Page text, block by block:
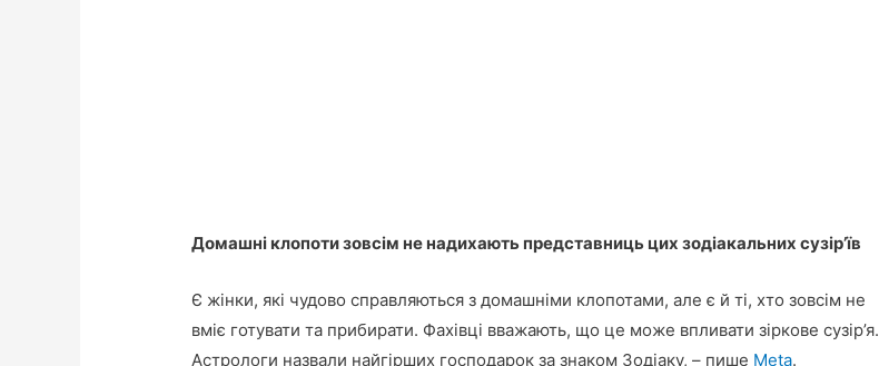
Домашні клопоти зовсім не надихають представниць цих зодіакальних сузір’їв
Є жінки, які чудово справляються з домашніми клопотами, але є й ті, хто зовсім не
вміє готувати та прибирати. Фахівці вважають, що це може впливати зіркове сузір’я.
Астрологи назвали найгірших господарок за знаком Зодіаку, – пише Мeta.